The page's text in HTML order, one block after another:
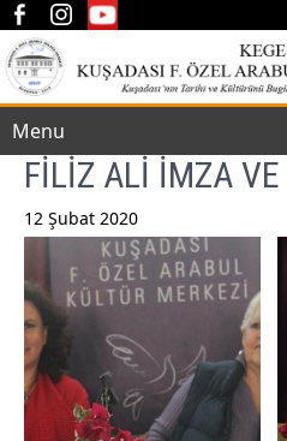
Menu
FİLİZ ALİ İMZA VE
12 Şubat 2020
Post
navigation